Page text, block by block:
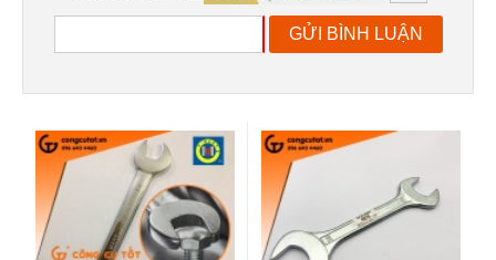
GỬI BÌNH LUẬN